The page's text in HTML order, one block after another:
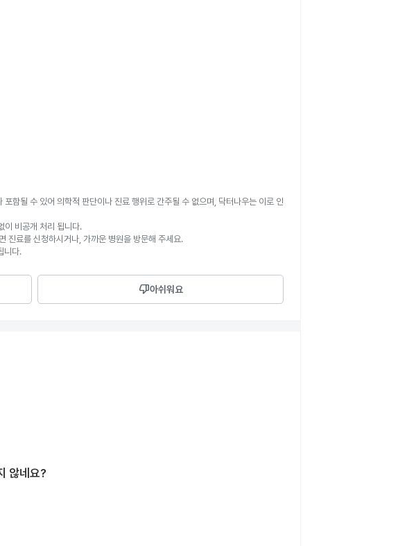
함될 수 있어 의학적 판단이나 진료 행위로 간주될 수 없으며, 닥터나우는 이로 인
이 비공개 처리 됩니다.
진료를 신청하시거나, 가까운 병원을 방문해 주세요.
니다.
thumb_down아쉬워요
않네요?